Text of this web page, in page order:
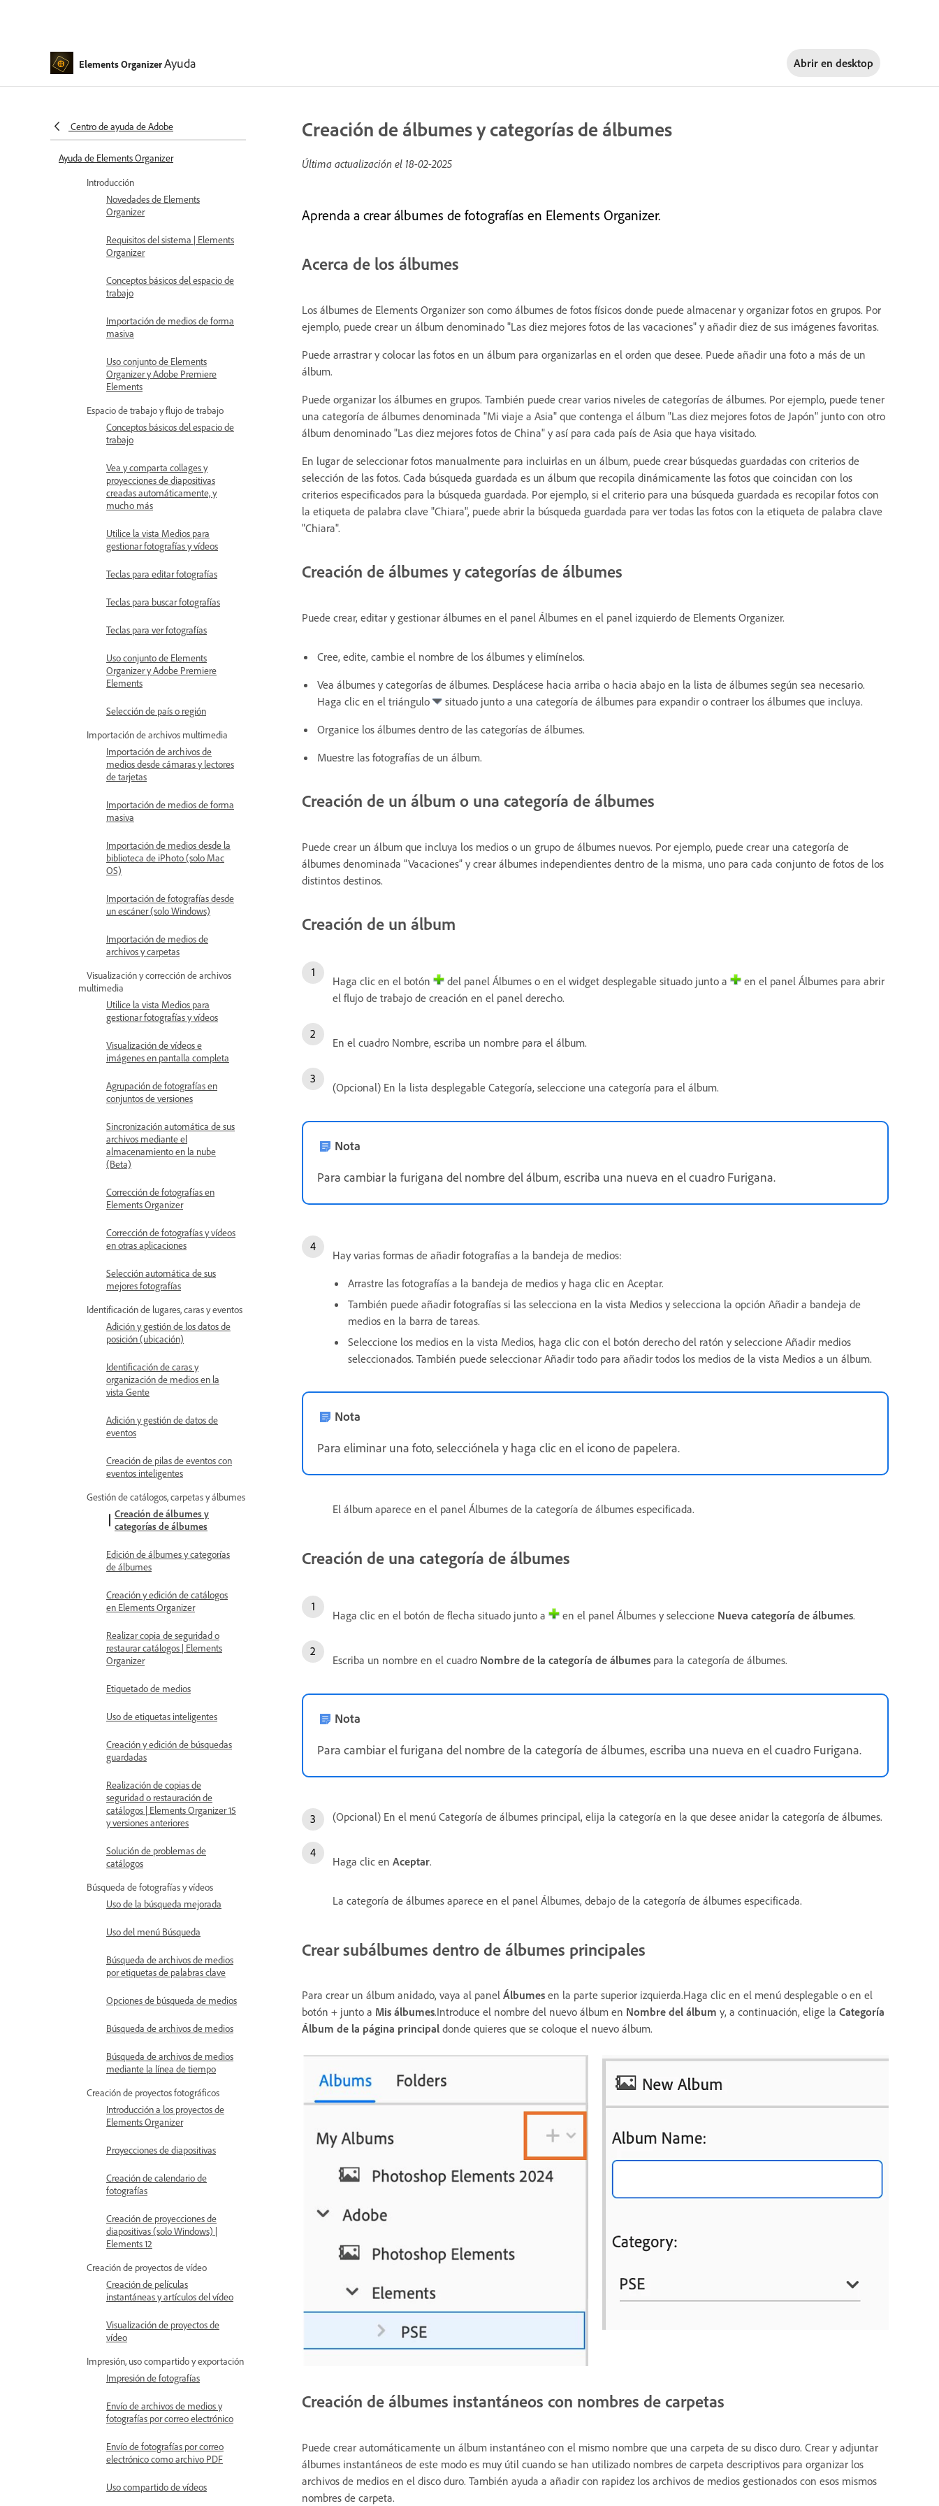
Elements OrganizerAyuda Abrir en desktop
Centro de ayuda de Adobe
Ayuda de Elements Organizer
Introducción
Novedades de Elements
Organizer
Requisitos del sistema | Elements
Organizer
Conceptos básicos del espacio de
trabajo
Importación de medios de forma
masiva
Uso conjunto de Elements
Organizer y Adobe Premiere
Elements
Espacio de trabajo y flujo de trabajo
Conceptos básicos del espacio de
trabajo
Vea y comparta collages y
proyecciones de diapositivas
creadas automáticamente, y
mucho más
Utilice la vista Medios para
gestionar fotografías y vídeos
Teclas para editar fotografías
Teclas para buscar fotografías
Teclas para ver fotografías
Uso conjunto de Elements
Organizer y Adobe Premiere
Elements
Selección de país o región
Importación de archivos multimedia
Importación de archivos de
medios desde cámaras y lectores
de tarjetas
Importación de medios de forma
masiva
Importación de medios desde la
biblioteca de iPhoto (solo Mac
OS)
Importación de fotografías desde
un escáner (solo Windows)
Importación de medios de
archivos y carpetas
Visualización y corrección de archivos
multimedia
Utilice la vista Medios para
gestionar fotografías y vídeos
Visualización de vídeos e
imágenes en pantalla completa
Agrupación de fotografías en
conjuntos de versiones
Sincronización automática de sus
archivos mediante el
almacenamiento en la nube
(Beta)
Corrección de fotografías en
Elements Organizer
Corrección de fotografías y vídeos
en otras aplicaciones
Selección automática de sus
mejores fotografías
Identificación de lugares, caras y eventos
Adición y gestión de los datos de
posición (ubicación)
Identificación de caras y
organización de medios en la
vista Gente
Adición y gestión de datos de
eventos
Creación de pilas de eventos con
eventos inteligentes
Gestión de catálogos, carpetas y álbumes
Creación de álbumes y
categorías de álbumes
Edición de álbumes y categorías
de álbumes
Creación y edición de catálogos
en Elements Organizer
Realizar copia de seguridad o
restaurar catálogos | Elements
Organizer
Etiquetado de medios
Uso de etiquetas inteligentes
Creación y edición de búsquedas
guardadas
Realización de copias de
seguridad o restauración de
catálogos | Elements Organizer 15
y versiones anteriores
Solución de problemas de
catálogos
Búsqueda de fotografías y vídeos
Uso de la búsqueda mejorada
Uso del menú Búsqueda
Búsqueda de archivos de medios
por etiquetas de palabras clave
Opciones de búsqueda de medios
Búsqueda de archivos de medios
Búsqueda de archivos de medios
mediante la línea de tiempo
Creación de proyectos fotográficos
Introducción a los proyectos de
Elements Organizer
Proyecciones de diapositivas
Creación de calendario de
fotografías
Creación de proyecciones de
diapositivas (solo Windows) |
Elements 12
Creación de proyectos de vídeo
Creación de películas
instantáneas y artículos del vídeo
Visualización de proyectos de
vídeo
Impresión, uso compartido y exportación
Impresión de fotografías
Envío de archivos de medios y
fotografías por correo electrónico
Envío de fotografías por correo
electrónico como archivo PDF
Uso compartido de vídeos
Creación de álbumes y categorías de álbumes
Última actualización el 18-02-2025
Aprenda a crear álbumes de fotografías en Elements Organizer.
Acerca de los álbumes
Los álbumes de Elements Organizer son como álbumes de fotos físicos donde puede almacenar y organizar fotos en grupos. Por
ejemplo, puede crear un álbum denominado "Las diez mejores fotos de las vacaciones" y añadir diez de sus imágenes favoritas.
Puede arrastrar y colocar las fotos en un álbum para organizarlas en el orden que desee. Puede añadir una foto a más de un
álbum.
Puede organizar los álbumes en grupos. También puede crear varios niveles de categorías de álbumes. Por ejemplo, puede tener
una categoría de álbumes denominada "Mi viaje a Asia" que contenga el álbum "Las diez mejores fotos de Japón" junto con otro
álbum denominado "Las diez mejores fotos de China" y así para cada país de Asia que haya visitado.
En lugar de seleccionar fotos manualmente para incluirlas en un álbum, puede crear búsquedas guardadas con criterios de
selección de las fotos. Cada búsqueda guardada es un álbum que recopila dinámicamente las fotos que coincidan con los
criterios especificados para la búsqueda guardada. Por ejemplo, si el criterio para una búsqueda guardada es recopilar fotos con
la etiqueta de palabra clave "Chiara", puede abrir la búsqueda guardada para ver todas las fotos con la etiqueta de palabra clave
"Chiara".
Creación de álbumes y categorías de álbumes
Puede crear, editar y gestionar álbumes en el panel Álbumes en el panel izquierdo de Elements Organizer.
Cree, edite, cambie el nombre de los álbumes y elimínelos.
Vea álbumes y categorías de álbumes. Desplácese hacia arriba o hacia abajo en la lista de álbumes según sea necesario.
Haga clic en el triángulo
situado junto a una categoría de álbumes para expandir o contraer los álbumes que incluya.
Organice los álbumes dentro de las categorías de álbumes.
Muestre las fotografías de un álbum.
Creación de un álbum o una categoría de álbumes
Puede crear un álbum que incluya los medios o un grupo de álbumes nuevos. Por ejemplo, puede crear una categoría de
álbumes denominada “Vacaciones” y crear álbumes independientes dentro de la misma, uno para cada conjunto de fotos de los
distintos destinos.
Creación de un álbum
Haga clic en el botón del panel Álbumes o en el widget desplegable situado junto a
en el panel Álbumes para abrir
el flujo de trabajo de creación en el panel derecho.
En el cuadro Nombre, escriba un nombre para el álbum.
(Opcional) En la lista desplegable Categoría, seleccione una categoría para el álbum.
Nota
Para cambiar la furigana del nombre del álbum, escriba una nueva en el cuadro Furigana.
Hay varias formas de añadir fotografías a la bandeja de medios:
Arrastre las fotografías a la bandeja de medios y haga clic en Aceptar.
También puede añadir fotografías si las selecciona en la vista Medios y selecciona la opción Añadir a bandeja de
medios en la barra de tareas.
Seleccione los medios en la vista Medios, haga clic con el botón derecho del ratón y seleccione Añadir medios
seleccionados. También puede seleccionar Añadir todo para añadir todos los medios de la vista Medios a un álbum.
Nota
Para eliminar una foto, selecciónela y haga clic en el icono de papelera.
El álbum aparece en el panel Álbumes de la categoría de álbumes especificada.
Creación de una categoría de álbumes
Haga clic en el botón de flecha situado junto a en el panel Álbumes y seleccione Nueva categoría de álbumes.
Escriba un nombre en el cuadro Nombre de la categoría de álbumes para la categoría de álbumes.
Nota
Para cambiar el furigana del nombre de la categoría de álbumes, escriba una nueva en el cuadro Furigana.
(Opcional) En el menú Categoría de álbumes principal, elija la categoría en la que desee anidar la categoría de álbumes.
Haga clic en Aceptar.
La categoría de álbumes aparece en el panel Álbumes, debajo de la categoría de álbumes especificada.
Crear subálbumes dentro de álbumes principales
Para crear un álbum anidado, vaya al panel Álbumes en la parte superior izquierda.Haga clic en el menú desplegable o en el
botón + junto a Mis álbumes.Introduce el nombre del nuevo álbum en Nombre del álbum y, a continuación, elige la Categoría
Álbum de la página principal donde quieres que se coloque el nuevo álbum.
Creación de álbumes instantáneos con nombres de carpetas
Puede crear automáticamente un álbum instantáneo con el mismo nombre que una carpeta de su disco duro. Crear y adjuntar
álbumes instantáneos de este modo es muy útil cuando se han utilizado nombres de carpeta descriptivos para organizar los
archivos de medios en el disco duro. También ayuda a añadir con rapidez los archivos de medios gestionados con esos mismos
nombres de carpeta.